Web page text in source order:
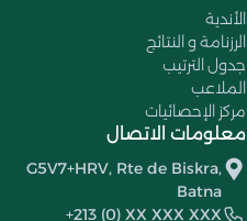
الأندية
الرزنامة و النتائج
جدول الترتيب
الملاعب
مركز الإحصائيات
معلومات الاتصال
G5V7+HRV, Rte de Biskra,
Batna
+213 (0) XX XXX XXX